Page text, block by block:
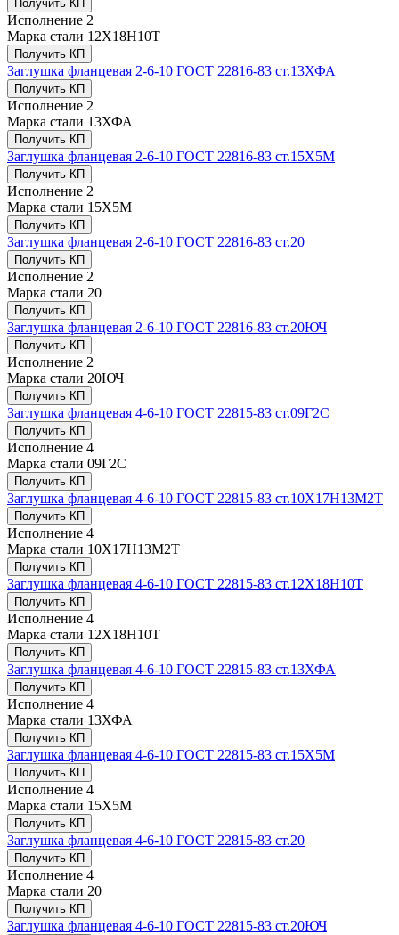
Получить КП
Исполнение 2
Марка стали 12Х18Н10Т
Получить КП
Заглушка фланцевая 2-6-10 ГОСТ 22816-83 ст.13ХФА
Получить КП
Исполнение 2
Марка стали 13ХФА
Получить КП
Заглушка фланцевая 2-6-10 ГОСТ 22816-83 ст.15Х5М
Получить КП
Исполнение 2
Марка стали 15Х5М
Получить КП
Заглушка фланцевая 2-6-10 ГОСТ 22816-83 ст.20
Получить КП
Исполнение 2
Марка стали 20
Получить КП
Заглушка фланцевая 2-6-10 ГОСТ 22816-83 ст.20ЮЧ
Получить КП
Исполнение 2
Марка стали 20ЮЧ
Получить КП
Заглушка фланцевая 4-6-10 ГОСТ 22815-83 ст.09Г2С
Получить КП
Исполнение 4
Марка стали 09Г2С
Получить КП
Заглушка фланцевая 4-6-10 ГОСТ 22815-83 ст.10Х17Н13М2Т
Получить КП
Исполнение 4
Марка стали 10Х17Н13М2Т
Получить КП
Заглушка фланцевая 4-6-10 ГОСТ 22815-83 ст.12Х18Н10Т
Получить КП
Исполнение 4
Марка стали 12Х18Н10Т
Получить КП
Заглушка фланцевая 4-6-10 ГОСТ 22815-83 ст.13ХФА
Получить КП
Исполнение 4
Марка стали 13ХФА
Получить КП
Заглушка фланцевая 4-6-10 ГОСТ 22815-83 ст.15Х5М
Получить КП
Исполнение 4
Марка стали 15Х5М
Получить КП
Заглушка фланцевая 4-6-10 ГОСТ 22815-83 ст.20
Получить КП
Исполнение 4
Марка стали 20
Получить КП
Заглушка фланцевая 4-6-10 ГОСТ 22815-83 ст.20ЮЧ